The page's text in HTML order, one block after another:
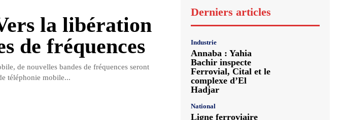
la libération
de fréquences
de nouvelles bandes de fréquences seront
téléphonie mobile...
Derniers articles
Industrie
Annaba : Yahia
Bachir inspecte
Ferrovial, Cital et le
complexe d’El
Hadjar
National
Ligne ferroviaire